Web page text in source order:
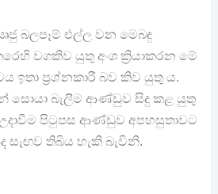
බලපෑම් එල්ල වන මෙබඳු
වගකිව යුතු අංශ ක්‍රියාකරන මේ
ඉතා ප්‍රශ්නකාරී බව කිව යුතු ය.
සොයා බැලීම ආණ්ඩුව සිදු කළ යුතු
පිටුපස ආණ්ඩුව අපහසුතාවට
සැඟව තිබිය හැකි බැවිනි.